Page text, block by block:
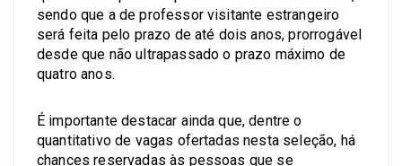
sendo que a de professor visitante estrangeiro
será feita pelo prazo de até dois anos, prorrogável
desde que não ultrapassado o prazo máximo de
quatro anos.
É importante destacar ainda que, dentre o
quantitativo de vagas ofertadas nesta seleção, há
chances reservadas às pessoas que se